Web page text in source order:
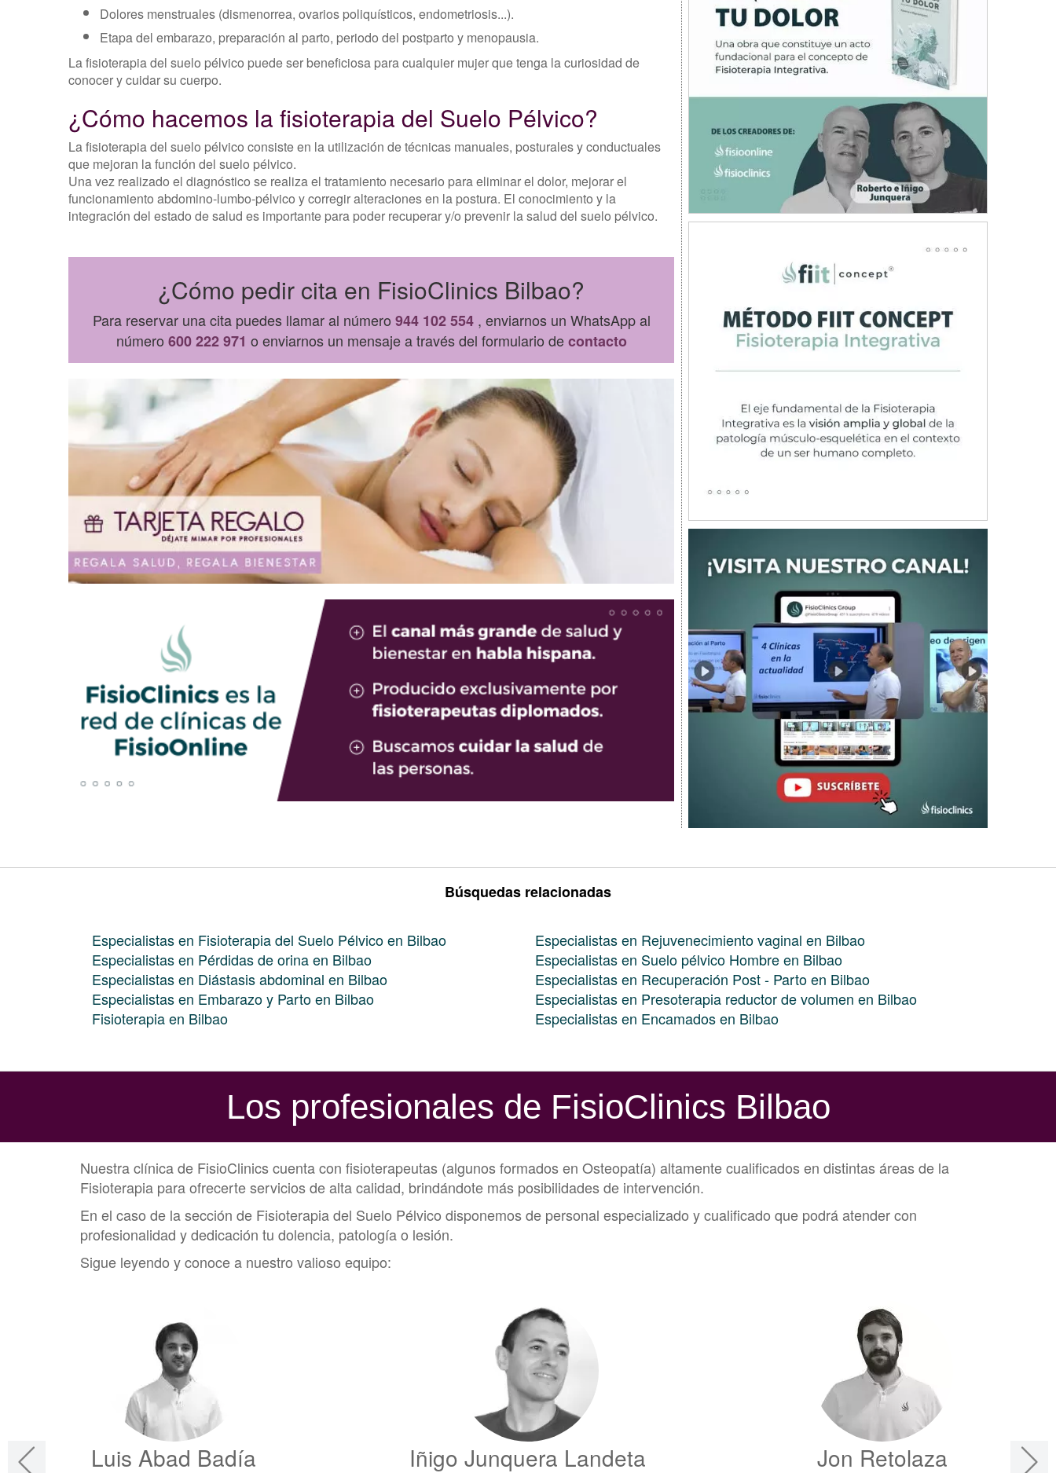
Dolores menstruales (dismenorrea, ovarios poliquísticos, endometriosis...).
Etapa del embarazo, preparación al parto, periodo del postparto y menopausia.
La fisioterapia del suelo pélvico puede ser beneficiosa para cualquier mujer que tenga la curiosidad de
conocer y cuidar su cuerpo.
¿Cómo hacemos la fisioterapia del Suelo Pélvico?
La fisioterapia del suelo pélvico consiste en la utilización de técnicas manuales, posturales y conductuales
que mejoran la función del suelo pélvico.
Una vez realizado el diagnóstico se realiza el tratamiento necesario para eliminar el dolor, mejorar el
funcionamiento abdomino-lumbo-pélvico y corregir alteraciones en la postura. El conocimiento y la
integración del estado de salud es importante para poder recuperar y/o prevenir la salud del suelo pélvico.
¿Cómo pedir cita en FisioClinics Bilbao?
Para reservar una cita puedes llamar al número 944 102 554 , enviarnos un WhatsApp al
número 600 222 971 o enviarnos un mensaje a través del formulario decontacto
Búsquedas relacionadas
Especialistas en Fisioterapia del Suelo Pélvico en Bilbao
Especialistas en Pérdidas de orina en Bilbao
Especialistas en Diástasis abdominal en Bilbao
Especialistas en Embarazo y Parto en Bilbao
Fisioterapia en Bilbao
Especialistas en Rejuvenecimiento vaginal en Bilbao
Especialistas en Suelo pélvico Hombre en Bilbao
Especialistas en Recuperación Post - Parto en Bilbao
Especialistas en Presoterapia reductor de volumen en Bilbao
Especialistas en Encamados en Bilbao
Los profesionales de FisioClinics Bilbao
Nuestra clínica de FisioClinics cuenta con fisioterapeutas (algunos formados en Osteopatía) altamente cualificados en distintas áreas de la
Fisioterapia para ofrecerte servicios de alta calidad, brindándote más posibilidades de intervención.
En el caso de la sección de Fisioterapia del Suelo Pélvico disponemos de personal especializado y cualificado que podrá atender con
profesionalidad y dedicación tu dolencia, patología o lesión.
Sigue leyendo y conoce a nuestro valioso equipo:
Luis Abad Badía Iñigo Junquera Landeta Jon Retolaza